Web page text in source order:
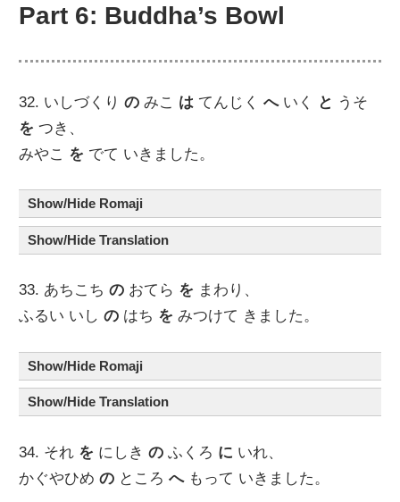
Part 6: Buddha’s Bowl
32. いしづくりの みこ は てんじくへいく と うそ
を つき、
みやこ を でて いきました。
Show/Hide Romaji
Show/Hide Translation
33. あちこちの おてら を まわり、
ふるい いしの はち を みつけて きました。
Show/Hide Romaji
Show/Hide Translation
34. それ を にしきの ふくろ に いれ、
かぐやひめの ところへもって いきました。